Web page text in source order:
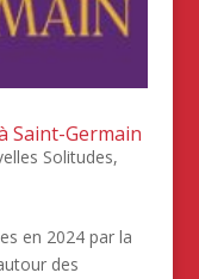
Saint-Germain
Solitudes,
en 2024 par la
des